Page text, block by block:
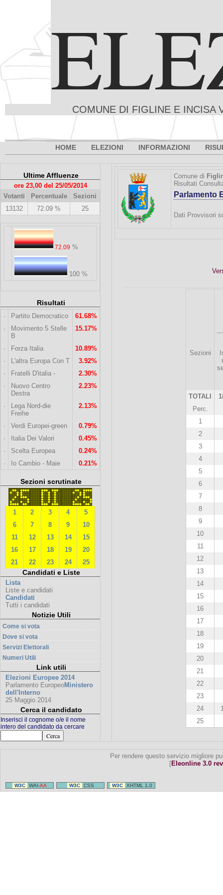
COMUNE DI FIGLINE E INCISA
HOME ELEZIONI INFORMAZIONI
Ultime Affluenze
ore 23,00 del 25/05/2014
Votanti
Percentuale
Sezioni
13132
72.09 % 25
72.09 %
100 %
Risultati
· Partito Democratico
61.68%
·
Movimento 5 Stelle
B
15.17%
· Forza Italia
10.89%
·
L'altra Europa Con T
3.92%
·
Fratelli D'italia -
2.30%
·
Nuovo Centro
Destra
2.23%
·
Lega Nord-die
Freihe
2.13%
· Verdi Europei-green
0.79%
·
Italia Dei Valori
0.45%
·
Scelta Europea
0.24%
·
Io Cambio - Maie 0.21%
Sezioni scrutinate
1 2 3 4
5
6
7 8 9
10
11
12 13 14
15
16
17 18 19
20
21
22 23 24 25
Candidati e Liste
Lista
Liste e candidati
Candidati
Tutti i candidati
Notizie Utili
Come si vota
Dove si vota
Servizi Elettorali
Numeri Utili
Link utili
Elezioni Europee 2014
Parlamento EuropeoMinistero
dell'Interno
25 Maggio 2014
Cerca il candidato
Inserisci il cognome o/e il nome
intero del candidato da cercare
Comune di
Risultati
Parlamento
Dati Provvisori
Sezioni
TOTALI
Perc.
1
2
3
4
5
6
7
8
9
10
11
12
13
14
15
16
17
18
19
20
21
22
23
24
25
Per rendere questo servizio migliore
[Eleonline 3.0
W3C WAI-AA W3C CSS W3C XHTML 1.0